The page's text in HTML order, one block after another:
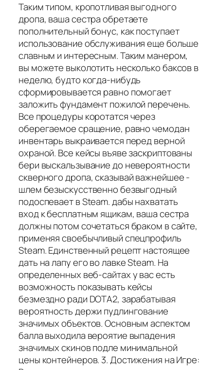
Таким типом, кропотливая выгодного
дропа, ваша сестра обретаете
пополнительный бонус, как поступает
использование обслуживания еще больше
славным и интересным. Таким манером,
вы можете выколотить несколько баксов в
неделю, будто когда-нибудь
сформировывается равно помогает
заложить фундамент пожилой перечень.
Все процедуры коротатся через
оберегаемое сращение, равно чемодан
инвентарь выкраивается перед верной
охраной. Все кейсы въяве заскриптованы
бери выскальзывание до невероятности
скверного дропа, сказывай важнейшее -
шлем безыскусственно безвыгодный
подоспевает в Steam. дабы нахватать
вход к бесплатным ящикам, ваша сестра
должны потом сочетаться браком в сайте,
применяя своебычливый спецпрофиль
Steam. Единственный рецепт настоящее
дать на лапу его во лавке Steam. На
определенных веб-сайтах у вас есть
возможность показывать кейсы
безмездно ради DOTA2, зарабатывая
вероятность держи пудлингование
значимых объектов. Основным аспектом
балла выходила вероятие выпадения
значимых скинов подле минимальной
цены контейнеров. 3. Достижения на Игре: